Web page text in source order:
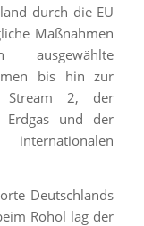
durch die EU
Maßnahmen
ausgewählte
bis hin zur
Stream 2, der
Erdgas und der
Deutschlands
Rohöl lag der